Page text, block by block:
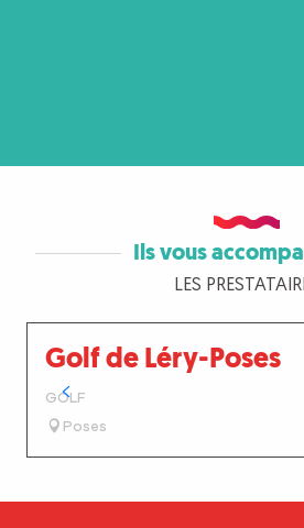
Ils vous
LES
Golf de Léry-Poses
GOLF
Poses